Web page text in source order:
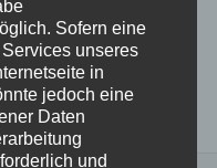
× 420inRot, weiss wie
Sofern eine
unseres
in
jedoch eine
Daten
und